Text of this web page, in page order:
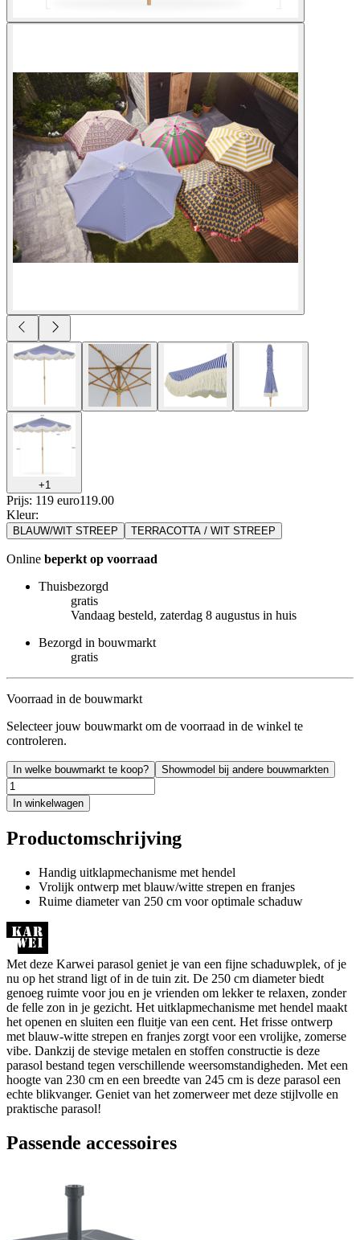
+1
Prijs: 119 euro119.00
Kleur:
BLAUW/WIT STREEP TERRACOTTA / WIT STREEP
Online beperkt op voorraad
Thuisbezorgd
gratis
Vandaag besteld, zaterdag 8 augustus in huis
Bezorgd in bouwmarkt
gratis
Voorraad in de bouwmarkt
Selecteer jouw bouwmarkt om de voorraad in de winkel te
controleren.
In welke bouwmarkt te koop? Showmodel bij andere bouwmarkten
In winkelwagen
Productomschrijving
Handig uitklapmechanisme met hendel
Vrolijk ontwerp met blauw/witte strepen en franjes
Ruime diameter van 250 cm voor optimale schaduw
Met deze Karwei parasol geniet je van een fijne schaduwplek, of je
nu op het strand ligt of in de tuin zit. De 250 cm diameter biedt
genoeg ruimte voor jou en je vrienden om lekker te relaxen, zonder
de felle zon in je gezicht. Het uitklapmechanisme met hendel maakt
het openen en sluiten een fluitje van een cent. Het frisse ontwerp
met blauw-witte strepen en franjes zorgt voor een vrolijke, zomerse
vibe. Dankzij de stevige metalen en stoffen constructie is deze
parasol bestand tegen verschillende weersomstandigheden. Met een
hoogte van 230 cm en een breedte van 245 cm is deze parasol een
echte blikvanger. Geniet van het zomerweer met deze stijlvolle en
praktische parasol!
Passende accessoires